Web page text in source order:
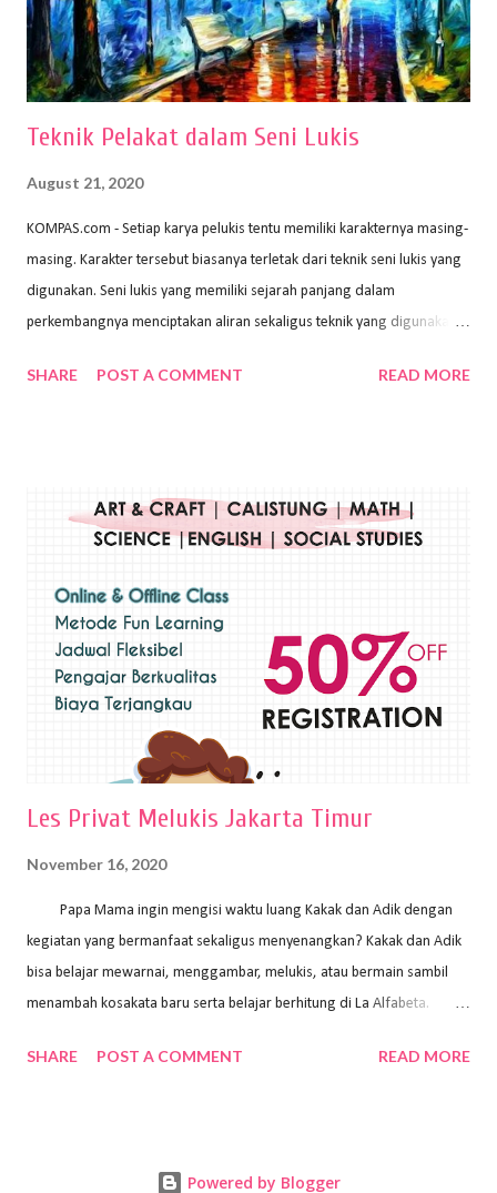
ideal digunakan untuk menggambar. Dalam menggambar
menggunakan pen...
Teknik Pelakat dalam Seni Lukis
August 21, 2020
KOMPAS.com - Setiap karya pelukis tentu memiliki karakternya masing-
masing. Karakter tersebut biasanya terletak dari teknik seni lukis yang
digunakan. Seni lukis yang memiliki sejarah panjang dalam
perkembangnya menciptakan aliran sekaligus teknik yang digunakan.
Wayan Kun Adnyana, teknik yang berbeda tentunya akan
menggunakan bahan dasar cat air, cat akrilik, atau cat minyak dengan
sapuan warna cat yang tebal. Dengan memberikan sapuan warna
pelukis untuk menghasilkan lukisan yang mempesona dan tentunya
bernilai tinggi. Ciri teknik plakat Ciri-ciri teknik plakat, yaitu: Sapuan
warna yang kental dan tebal. Hasil lukisan menutupi seluruh bagian
medianya Mem...
SHARE POST A COMMENT READ MORE
Les Privat Melukis Jakarta Timur
November 16, 2020
Papa Mama ingin mengisi waktu luang Kakak dan Adik dengan
kegiatan yang bermanfaat sekaligus menyenangkan? Kakak dan Adik
bisa belajar mewarnai, menggambar, melukis, atau bermain sambil
menambah kosakata baru serta belajar berhitung di La Alfabeta.
kok untuk mengajar dengan metode yang fun, La Alfabeta
SHARE POST A COMMENT READ MORE
Powered by Blogger